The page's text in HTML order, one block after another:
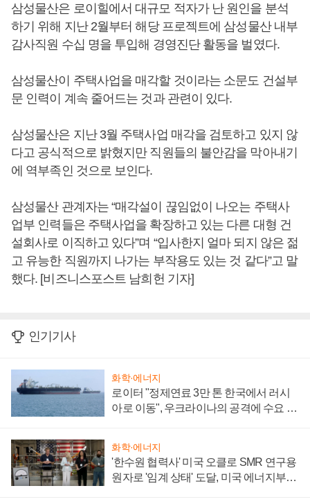
삼성물산은 로이힐에서 대규모 적자가 난 원인을 분석
하기 위해 지난 2월부터 해당 프로젝트에 삼성물산 내부
감사직원 수십 명을 투입해 경영진단 활동을 벌였다.
삼성물산이 주택사업을 매각할 것이라는 소문도 건설부
문 인력이 계속 줄어드는 것과 관련이 있다.
삼성물산은 지난 3월 주택사업 매각을 검토하고 있지 않
다고 공식적으로 밝혔지만 직원들의 불안감을 막아내기
에 역부족인 것으로 보인다.
삼성물산 관계자는 “매각설이 끊임없이 나오는 주택사
업부 인력들은 주택사업을 확장하고 있는 다른 대형 건
설회사로 이직하고 있다”며 “입사한지 얼마 되지 않은 젊
고 유능한 직원까지 나가는 부작용도 있는 것 같다”고 말
했다. [비즈니스포스트 남희헌 기자]
인기기사
화학·에너지
로이터 "정제연료 3만 톤 한국에서 러시
아로 이동", 우크라이나의 공격에 수요 늘
화학·에너지
'한수원 협력사' 미국 오클로 SMR 연구용
원자로 '임계 상태' 도달, 미국 에너지부